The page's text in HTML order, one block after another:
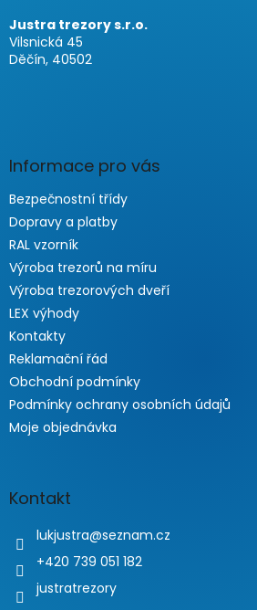
Justra trezory s.r.o.
Vilsnická 45
Děčín, 40502
Informace pro vás
Bezpečnostní třídy
Dopravy a platby
RAL vzorník
Výroba trezorů na míru
Výroba trezorových dveří
LEX výhody
Kontakty
Reklamační řád
Obchodní podmínky
Podmínky ochrany osobních údajů
Moje objednávka
Kontakt
lukjustra@seznam.cz
+420 739 051 182
justratrezory